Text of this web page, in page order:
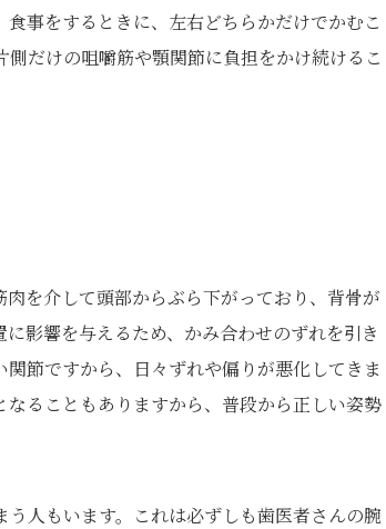
事をするときに、左右どちらかだけでかむこ
だけの咀嚼筋や顎関節に負担をかけ続けるこ
を介して頭部からぶら下がっており、背骨が
影響を与えるため、かみ合わせのずれを引き
節ですから、日々ずれや偏りが悪化してきま
ることもありますから、普段から正しい姿勢
人もいます。これは必ずしも歯医者さんの腕